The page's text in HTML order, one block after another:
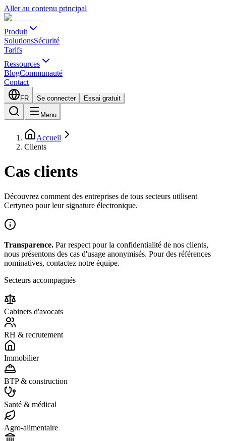
Aller au contenu principal
Produit
SolutionsSécurité
Tarifs
Ressources
BlogCommunauté
Contact
FR Se connecter Essai gratuit
Menu
Accueil
Clients
Cas clients
Découvrez comment des entreprises de tous secteurs utilisent
Certyneo pour leur signature électronique.
Transparence. Par respect pour la confidentialité de nos clients,
nous présentons des cas d'usage anonymisés. Pour des références
nominatives, contactez notre équipe.
Secteurs accompagnés
Cabinets d'avocats
RH & recrutement
Immobilier
BTP & construction
Santé & médical
Agro-alimentaire